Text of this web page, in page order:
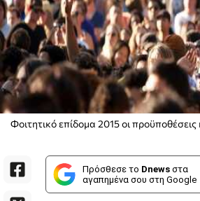
Φοιτητικό επίδομα 2015 οι προϋποθέσεις
Πρόσθεσε το Dnews στα
αγαπημένα σου στη Google